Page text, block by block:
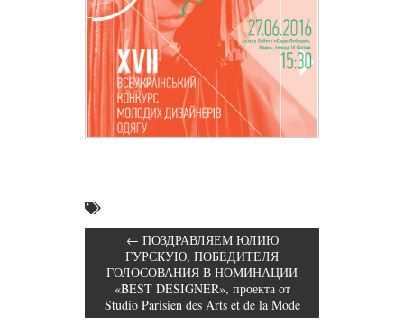
← ПОЗДРАВЛЯЕМ ЮЛИЮ
ГУРСКУЮ, ПОБЕДИТЕЛЯ
ГОЛОСОВАНИЯ В НОМИНАЦИИ
«BEST DESIGNER», проекта от
Studio Parisien des Arts et de la Mode